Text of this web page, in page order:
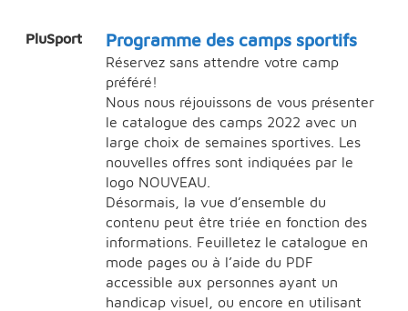
PluSport Programme des camps sportifs
Réservez sans attendre votre camp
préféré!
Nous nous réjouissons de vous présenter
le catalogue des camps 2022 avec un
large choix de semaines sportives. Les
nouvelles offres sont indiquées par le
logo NOUVEAU.
Désormais, la vue d’ensemble du
contenu peut être triée en fonction des
informations. Feuilletez le catalogue en
mode pages ou à l’aide du PDF
accessible aux personnes ayant un
handicap visuel, ou encore en utilisant